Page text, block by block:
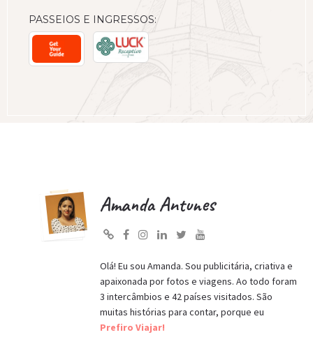
PASSEIOS E INGRESSOS:
Amanda Antunes
Olá! Eu sou Amanda. Sou publicitária, criativa e
apaixonada por fotos e viagens. Ao todo foram
3 intercâmbios e 42 países visitados. São
muitas histórias para contar, porque eu
Prefiro Viajar!